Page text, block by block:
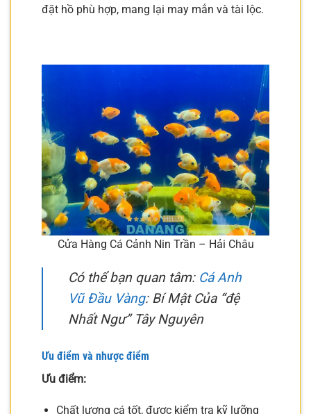
đặt hồ phù hợp, mang lại may mắn và tài lộc.
Cửa Hàng Cá Cảnh Nin Trần – Hải Châu
Có thể bạn quan tâm: Cá Anh
Vũ Đầu Vàng: Bí Mật Của “đệ
Nhất Ngư” Tây Nguyên
Ưu điểm và nhược điểm
Ưu điểm:
Chất lượng cá tốt, được kiểm tra kỹ lưỡng